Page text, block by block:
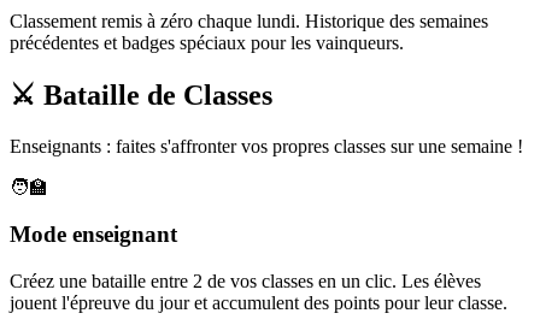
Classement remis à zéro chaque lundi. Historique des semaines
précédentes et badges spéciaux pour les vainqueurs.
⚔️ Bataille de Classes
Enseignants : faites s'affronter vos propres classes sur une semaine !
🧑‍🏫
Mode enseignant
Créez une bataille entre 2 de vos classes en un clic. Les élèves
jouent l'épreuve du jour et accumulent des points pour leur classe.